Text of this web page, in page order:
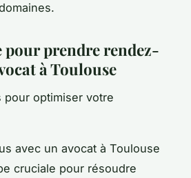
pour prendre rendez-
à Toulouse
pour optimiser votre
avec un avocat à Toulouse
cruciale pour résoudre